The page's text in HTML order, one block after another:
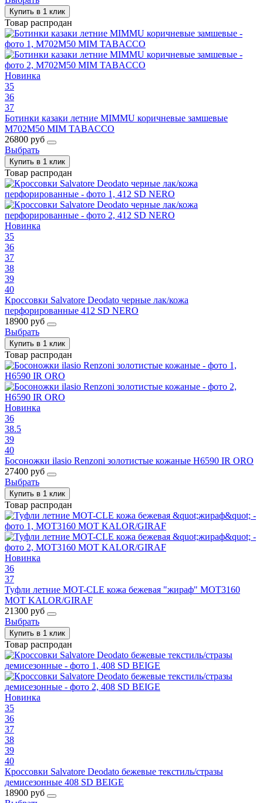
Купить в 1 клик
Товар распродан
Новинка
35
36
37
Ботинки казаки летние MIMMU коричневые замшевые
M702M50 MIM TABACCO
26800 руб
Выбрать
Купить в 1 клик
Товар распродан
Новинка
35
36
37
38
39
40
Кроссовки Salvatore Deodato черные лак/кожа
перфорированные 412 SD NERO
18900 руб
Выбрать
Купить в 1 клик
Товар распродан
Новинка
36
38.5
39
40
Босоножки ilasio Renzoni золотистые кожаные H6590 IR ORO
27400 руб
Выбрать
Купить в 1 клик
Товар распродан
Новинка
36
37
Туфли летние MOT-CLE кожа бежевая "жираф" MOT3160
MOT KALOR/GIRAF
21300 руб
Выбрать
Купить в 1 клик
Товар распродан
Новинка
35
36
37
38
39
40
Кроссовки Salvatore Deodato бежевые текстиль/стразы
демисезонные 408 SD BEIGE
18900 руб